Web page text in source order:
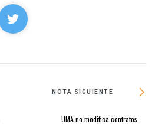
NOTA SIGUIENTE
UMA no modifica contratos